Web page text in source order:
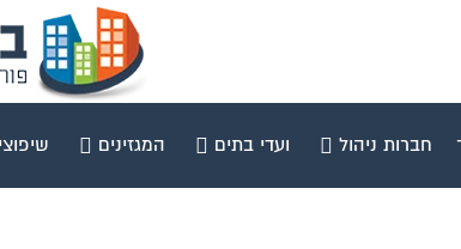
חברות ניהול ועדי בתים המגזינים